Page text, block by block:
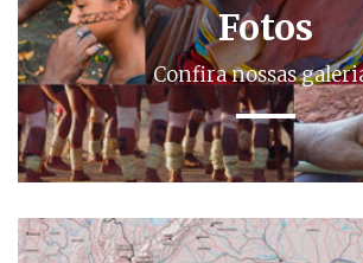
Fotos
Confira nossas